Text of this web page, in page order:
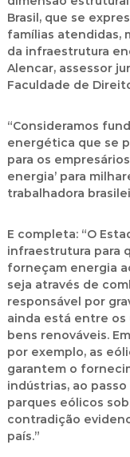
Brasil, que se
famílias atendidas,
da infraestrutura
Alencar, assessor
Faculdade de
“Consideramos
energética que se
para os
energia’ para
trabalhadora
E completa: “O
infraestrutura para
forneçam energia
seja através de
responsável por
ainda está entre os
bens renováveis.
por exemplo, as
garantem o
indústrias, ao
parques eólicos
contradição
país.”